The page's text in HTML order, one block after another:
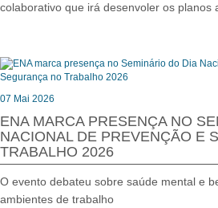
colaborativo que irá desenvoler os planos
07 Mai 2026
ENA MARCA PRESENÇA NO
NACIONAL DE PREVENÇÃO E
TRABALHO 2026
O evento debateu sobre saúde mental e
ambientes de trabalho